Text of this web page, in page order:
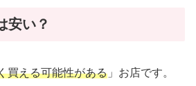
安い？
買える可能性がある 」お店です。